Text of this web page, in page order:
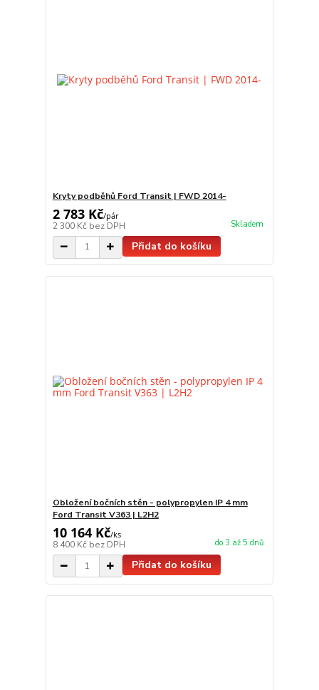
Kryty podběhů Ford Transit | FWD 2014-
2 783 Kč/pár
2 300 Kč bez DPH Skladem
Přidat do košíku
Obložení bočních stěn - polypropylen IP 4 mm
Ford Transit V363 | L2H2
10 164 Kč/ks
8 400 Kč bez DPH do 3 až 5 dnů
Přidat do košíku